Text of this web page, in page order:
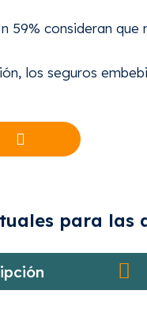
consideran que
los seguros
para las